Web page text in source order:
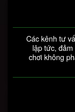
Các kênh tư
lập tức,
chơi không